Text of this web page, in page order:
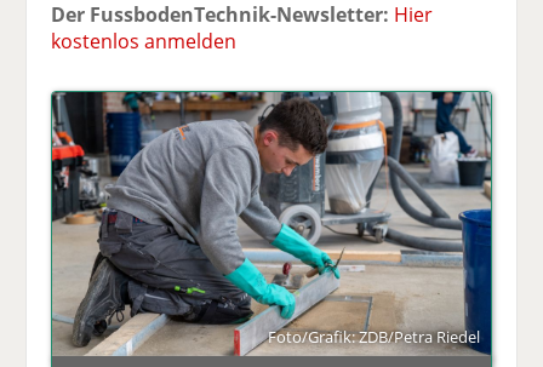
Der FussbodenTechnik-Newsletter: Hier
kostenlos anmelden
Foto/Grafik: ZDB/Petra Riedel